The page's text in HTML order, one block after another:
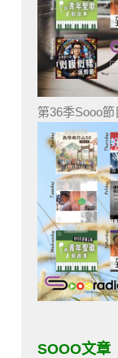
第36季Sooo
SOOO文章